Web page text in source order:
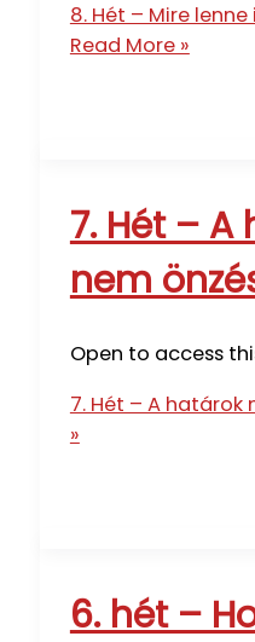
8. Hét – Mire
Read More »
7. Hét –
nem
Open to access
7. Hét – A határok
»
6. hét –